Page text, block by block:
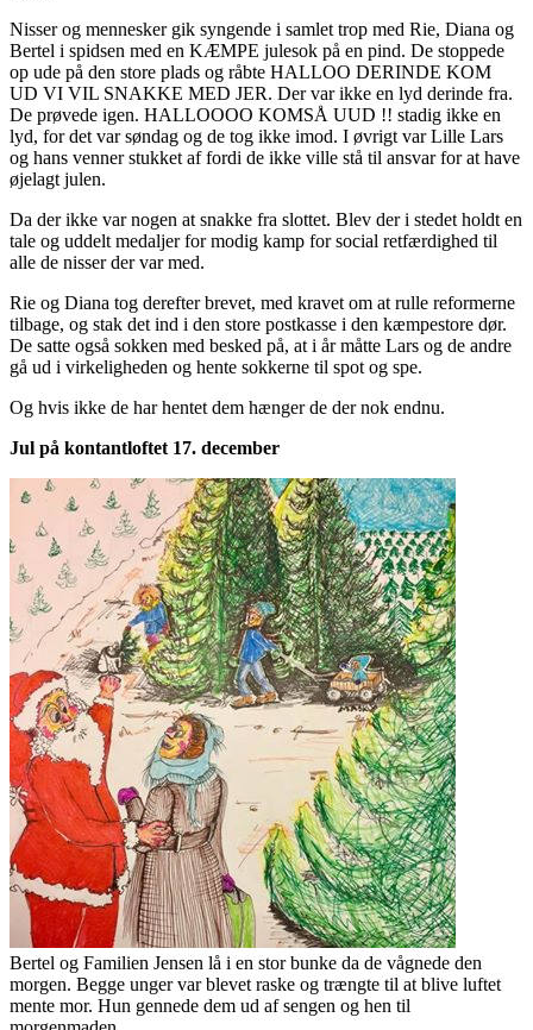
Nisser og mennesker gik syngende i samlet trop med Rie, Diana og
Bertel i spidsen med en KÆMPE julesok på en pind. De stoppede
op ude på den store plads og råbte HALLOO DERINDE KOM
UD VI VIL SNAKKE MED JER. Der var ikke en lyd derinde fra.
De prøvede igen. HALLOOOO KOMSÅ UUD !! stadig ikke en
lyd, for det var søndag og de tog ikke imod. I øvrigt var Lille Lars
og hans venner stukket af fordi de ikke ville stå til ansvar for at have
øjelagt julen.
Da der ikke var nogen at snakke fra slottet. Blev der i stedet holdt en
tale og uddelt medaljer for modig kamp for social retfærdighed til
alle de nisser der var med.
Rie og Diana tog derefter brevet, med kravet om at rulle reformerne
tilbage, og stak det ind i den store postkasse i den kæmpestore dør.
De satte også sokken med besked på, at i år måtte Lars og de andre
gå ud i virkeligheden og hente sokkerne til spot og spe.
Og hvis ikke de har hentet dem hænger de der nok endnu.
Jul på kontantloftet 17. december
Bertel og Familien Jensen lå i en stor bunke da de vågnede den
morgen. Begge unger var blevet raske og trængte til at blive luftet
mente mor. Hun gennede dem ud af sengen og hen til